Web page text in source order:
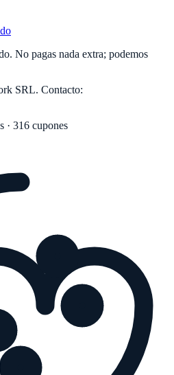
No pagas nada extra; podemos
SRL. Contacto:
· 316 cupones